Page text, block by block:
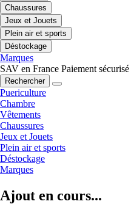
Chaussures
Jeux et Jouets
Plein air et sports
Déstockage
Marques
SAV en France Paiement sécurisé
Rechercher
Puericulture
Chambre
Vêtements
Chaussures
Jeux et Jouets
Plein air et sports
Déstockage
Marques
Ajout en cours...